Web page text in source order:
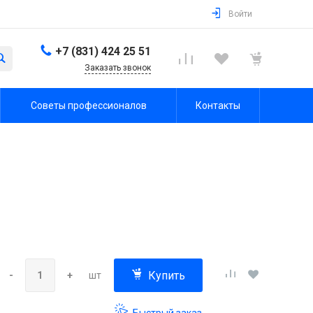
Войти
+7 (831) 424 25 51
Заказать звонок
Советы профессионалов Контакты
- + шт Купить